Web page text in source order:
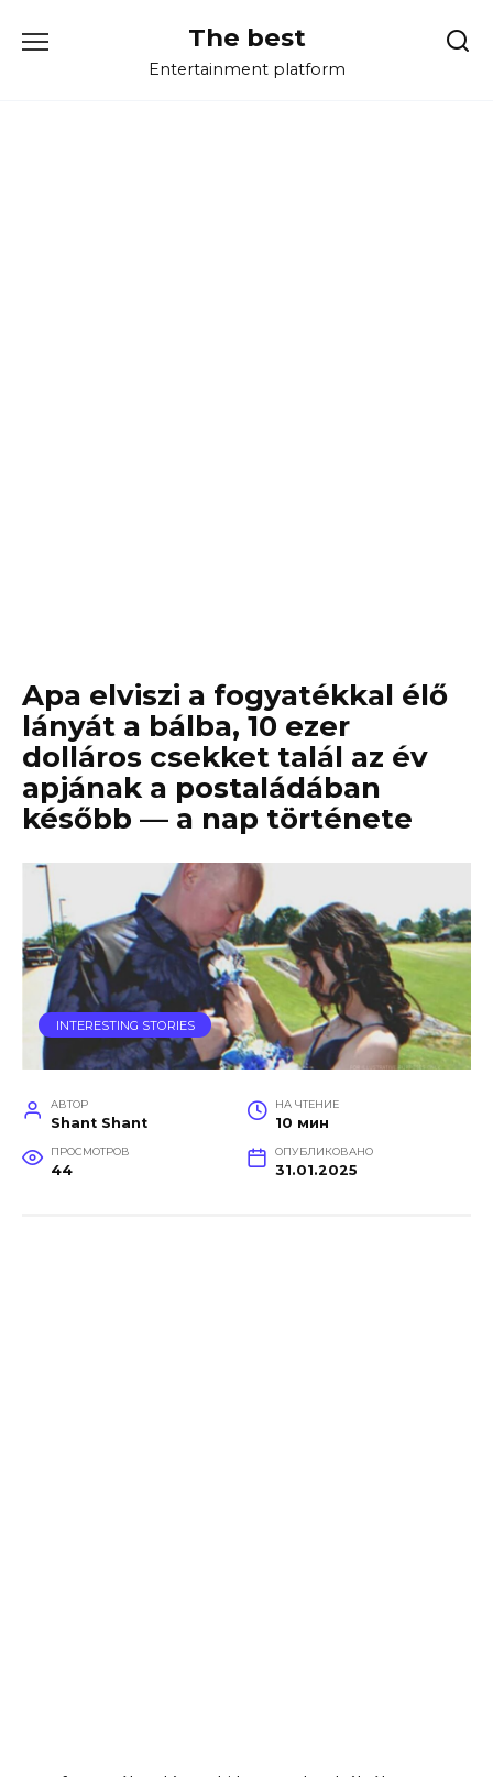
The best
Entertainment platform
Apa elviszi a fogyatékkal élő
lányát a bálba, 10 ezer
dolláros csekket talál az év
apjának a postaládában
később — a nap története
INTERESTING STORIES
АВТОР
Shant Shant
НА ЧТЕНИЕ
10 мин
ПРОСМОТРОВ
44
ОПУБЛИКОВАНО
31.01.2025